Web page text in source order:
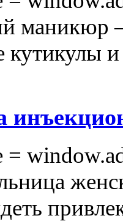
маникюр
кутикулы
=